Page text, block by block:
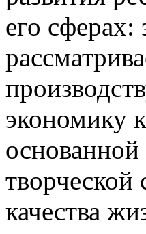
его сферах:
экономику
качества